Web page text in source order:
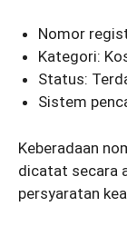
Nomor
Kategori:
Status:
Sistem
Keberadaan
dicatat secara
persyaratan